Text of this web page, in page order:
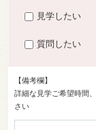
見学したい
質問したい
【備考欄】
詳細な見学ご希望時間
さい